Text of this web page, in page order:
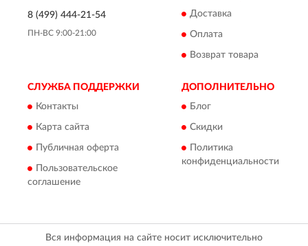
8 (499) 444-21-54
ПН-ВС 9:00-21:00
Доставка
Оплата
Возврат товара
СЛУЖБА ПОДДЕРЖКИ
Контакты
Карта сайта
Публичная оферта
Пользовательское
соглашение
ДОПОЛНИТЕЛЬНО
Блог
Скидки
Политика
конфиденциальности
Вся информация на сайте носит исключительно